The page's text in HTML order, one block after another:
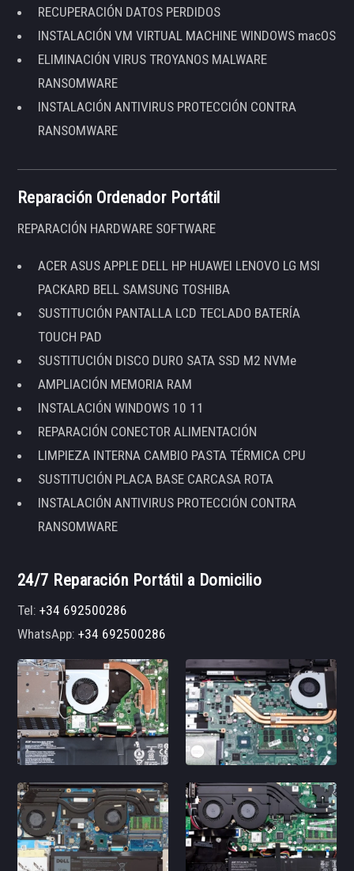
RECUPERACIÓN DATOS PERDIDOS
INSTALACIÓN VM VIRTUAL MACHINE WINDOWS macOS
ELIMINACIÓN VIRUS TROYANOS MALWARE
RANSOMWARE
INSTALACIÓN ANTIVIRUS PROTECCIÓN CONTRA
RANSOMWARE
Reparación Ordenador Portátil
REPARACIÓN HARDWARE SOFTWARE
ACER ASUS APPLE DELL HP HUAWEI LENOVO LG MSI
PACKARD BELL SAMSUNG TOSHIBA
SUSTITUCIÓN PANTALLA LCD TECLADO BATERÍA
TOUCH PAD
SUSTITUCIÓN DISCO DURO SATA SSD M2 NVMe
AMPLIACIÓN MEMORIA RAM
INSTALACIÓN WINDOWS 10 11
REPARACIÓN CONECTOR ALIMENTACIÓN
LIMPIEZA INTERNA CAMBIO PASTA TÉRMICA CPU
SUSTITUCIÓN PLACA BASE CARCASA ROTA
INSTALACIÓN ANTIVIRUS PROTECCIÓN CONTRA
RANSOMWARE
24/7 Reparación Portátil a Domicilio
Tel:+34 692500286
WhatsApp:+34 692500286